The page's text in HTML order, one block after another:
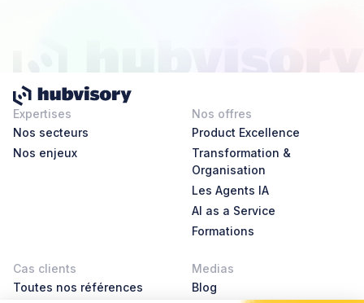
Expertises
Nos secteurs
Nos enjeux
Nos offres
Product Excellence
Transformation &
Organisation
Les Agents IA
AI as a Service
Formations
Cas clients
Toutes nos références
Medias
Blog